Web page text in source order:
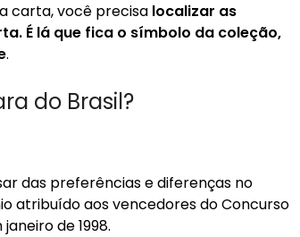
carta, você precisa localizar as
É lá que fica o símbolo da coleção,
.
do Brasil?
das preferências e diferenças no
atribuído aos vencedores do Concurso
de 1998.